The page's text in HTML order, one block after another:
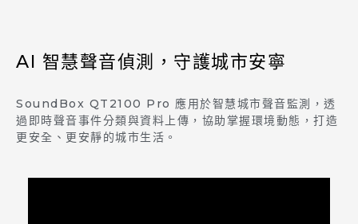
AI 智慧聲音偵測，守護城市安寧
SoundBox QT2100 Pro 應用於智慧城市聲音監測，透
過即時聲音事件分類與資料上傳，協助掌握環境動態，打造
更安全、更安靜的城市生活。